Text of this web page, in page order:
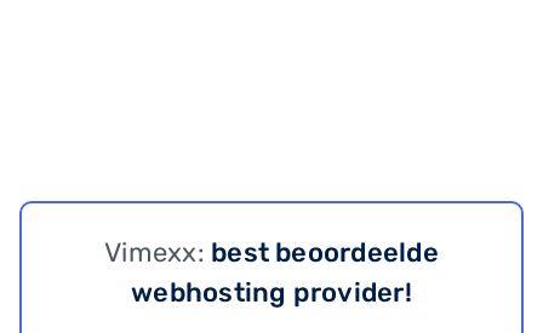
Vimexx: best beoordeelde
webhosting provider!